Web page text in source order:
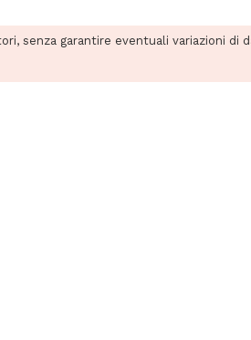
senza garantire eventuali variazioni